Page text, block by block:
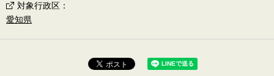
対象行政区 ：
愛知県